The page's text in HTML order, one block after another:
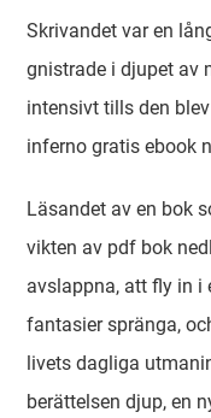
Skrivandet var en
gnistrade i djupet av
intensivt tills den
inferno gratis ebook
Läsandet av en bok
vikten av pdf bok
avslappna, att fly in i
fantasier spränga,
livets dagliga
berättelsen djup, en